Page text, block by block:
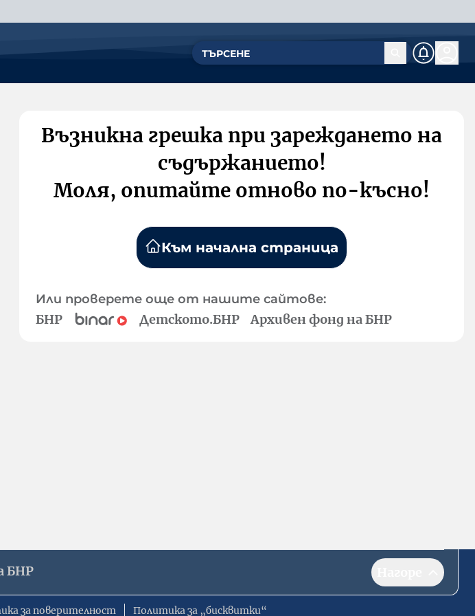
Възникна грешка при зареждането на
съдържанието!
Моля, опитайте отново по-късно!
Към начална страница
Или проверете още от нашите сайтове:
БНР Детското.БНР Архивен фонд на БНР
БНР
за поверителност Политика за „бисквитки“